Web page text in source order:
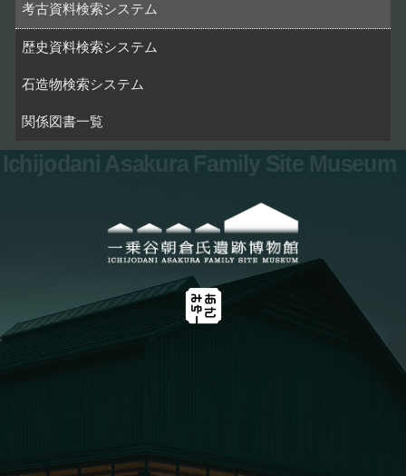
考古資料検索システム
歴史資料検索システム
石造物検索システム
関係図書一覧
Ichijodani Asakura Family Site Museum